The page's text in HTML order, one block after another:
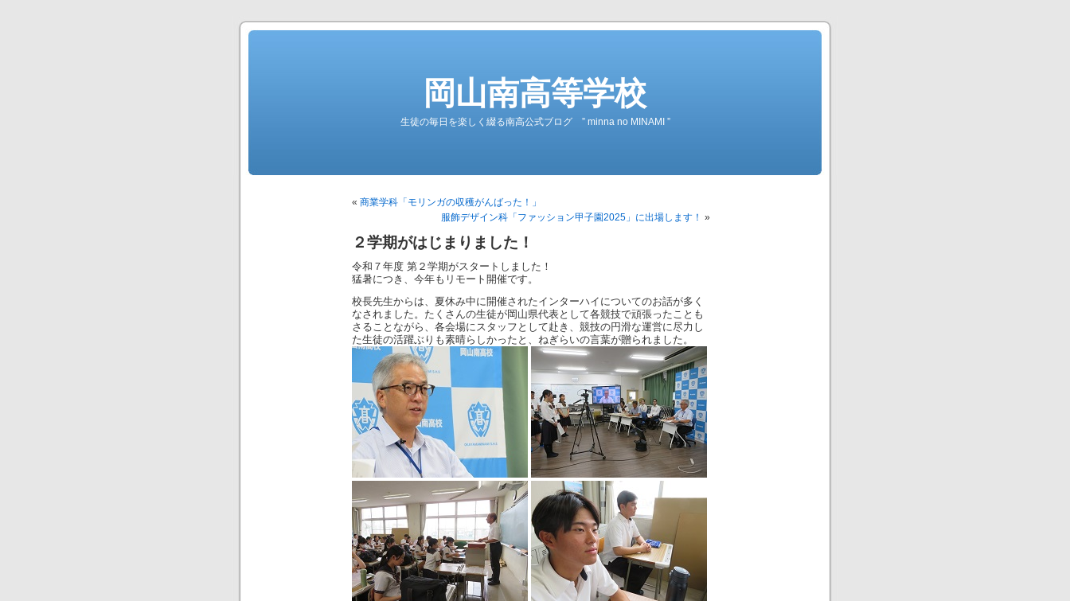
岡山南高等学校
生徒の毎日を楽しく綴る南高公式ブログ ” minna no MINAMI ”
« 商業学科「モリンガの収穫がんばった！」
服飾デザイン科「ファッション甲子園2025」に出場します！ »
２学期がはじまりました！
令和７年度 第２学期がスタートしました！
猛暑につき、今年もリモート開催です。
校長先生からは、夏休み中に開催されたインターハイについてのお話が多く
なされました。たくさんの生徒が岡山県代表として各競技で頑張ったことも
さることながら、各会場にスタッフとして赴き、競技の円滑な運営に尽力し
た生徒の活躍ぶりも素晴らしかったと、ねぎらいの言葉が贈られました。